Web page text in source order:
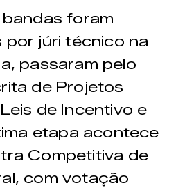
foram
por júri técnico na
passaram pelo
de Projetos
de Incentivo e
etapa acontece
Competitiva de
com votação